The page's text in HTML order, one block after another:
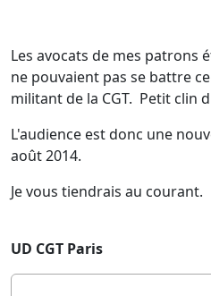
Les avocats de mes patrons
ne pouvaient pas se battre
militant de la CGT. Petit clin
L'audience est donc une
août 2014.
Je vous tiendrais au courant.
UD CGT Paris